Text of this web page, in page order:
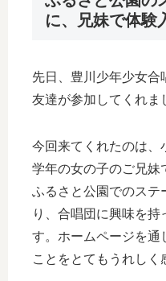
に、兄妹で体験
先日、豊川少年少女合
友達が参加してくれま
今回来てくれたのは、
学年の女の子のご兄妹
ふるさと公園でのステ
り、合唱団に興味を
す。ホームページを通
ことをとてもうれしく